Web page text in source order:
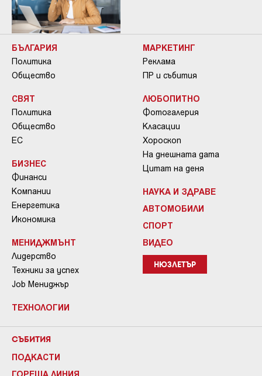
БЪЛГАРИЯ
Политика
Общество
СВЯТ
Политика
Общество
ЕС
БИЗНЕС
Финанси
Компании
Енергетика
Икономика
МЕНИДЖМЪНТ
Лидерство
Техники за успех
Job Мениджър
ТЕХНОЛОГИИ
МАРКЕТИНГ
Реклама
ПР и събития
ЛЮБОПИТНО
Фотогалерия
Класации
Хороскоп
На днешната дата
Цитат на деня
НАУКА И ЗДРАВЕ
АВТОМОБИЛИ
СПОРТ
ВИДЕО
НЮЗЛЕТЪР
СЪБИТИЯ
ПОДКАСТИ
ГОРЕЩА ЛИНИЯ